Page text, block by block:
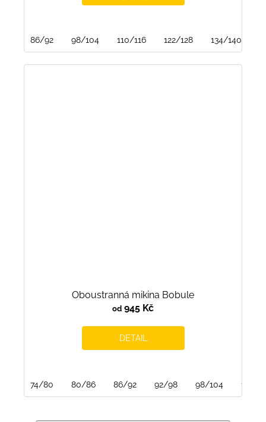
86/92 98/104 110/116 122/128 134/140
Oboustranná mikina Bobule
od 945 Kč
DETAIL
74/80 80/86 86/92 92/98 98/104 116/